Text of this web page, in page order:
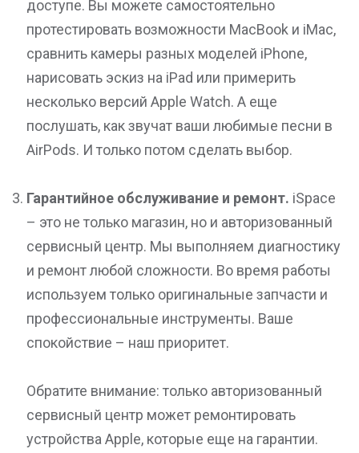
доступе. Вы можете самостоятельно
протестировать возможности MacBook и iMac,
сравнить камеры разных моделей iPhone,
нарисовать эскиз на iPad или примерить
несколько версий Apple Watch. А еще
послушать, как звучат ваши любимые песни в
AirPods. И только потом сделать выбор.
Гарантийное обслуживание и ремонт. iSpace
– это не только магазин, но и авторизованный
сервисный центр. Мы выполняем диагностику
и ремонт любой сложности. Во время работы
используем только оригинальные запчасти и
профессиональные инструменты. Ваше
спокойствие – наш приоритет.
Обратите внимание: только авторизованный
сервисный центр может ремонтировать
устройства Apple, которые еще на гарантии.